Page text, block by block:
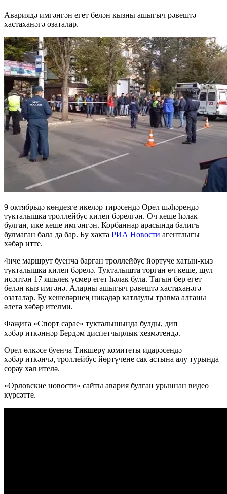
Авариядә имгәнгән егет белән кызны ашыгыч рәвештә
хастаханәгә озаталар.
9 октябрьдә көндезге икеләр тирәсендә Орел шәһәрендә
тукталышка троллейбус килеп бәрелгән. Өч кеше һәлак
булган, ике кеше имгәнгән. Корбаннар арасында балигъ
булмаган бала да бар. Бу хакта РИА Новости агентлыгы
хәбәр итте.
4нче маршрут буенча барган троллейбус йөртүче хатын-кыз
тукталышка килеп бәрелә. Тукталышта торган өч кеше, шул
исәптән 17 яшьлек үсмер егет һәлак була. Тагын бер егет
белән кыз имгәнә. Аларны ашыгыч рәвештә хастаханәгә
озаталар. Бу кешеләрнең никадәр катлаулы травма алганы
әлегә хәбәр ителми.
Фаҗига «Спорт сарае» тукталышында булды, дип
хәбәр иткәннәр Бердәм диспетчырлык хезмәтендә.
Орел өлкәсе буенча Тикшерү комитеты идарәсендә
хәбәр иткәнчә, троллейбус йөртүчене сак астына алу турында
сорау хәл ителә.
«Орловские новости» сайты авария булган урыннан видео
күрсәтте.